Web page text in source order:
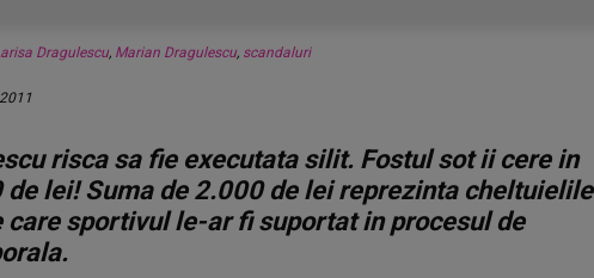
Dragulescu, Marian Dragulescu, scandaluri
risca sa fie executata silit. Fostul sot ii cere in
lei! Suma de 2.000 de lei reprezinta cheltuielile
care sportivul le-ar fi suportat in procesul de